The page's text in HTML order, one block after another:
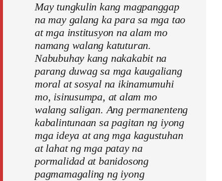
May tungkulin kang magpanggap
na may galang ka para sa mga tao
at mga institusyon na alam mo
namang walang katuturan.
Nabubuhay kang nakakabit na
parang duwag sa mga kaugaliang
moral at sosyal na ikinamumuhi
mo, isinusumpa, at alam mo
walang saligan. Ang permanenteng
kabalintunaan sa pagitan ng iyong
mga ideya at ang mga kagustuhan
at lahat ng mga patay na
pormalidad at banidosong
pagmamagaling ng iyong